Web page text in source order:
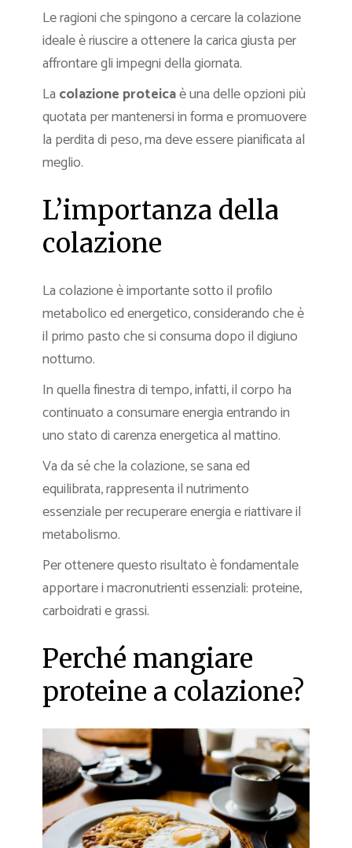
Le ragioni che spingono a cercare la colazione
ideale è riuscire a ottenere la carica giusta per
affrontare gli impegni della giornata.
La colazione proteicaè una delle opzioni più
quotata per mantenersi in forma e promuovere
la perdita di peso, ma deve essere pianificata al
meglio.
L’importanza della
colazione
La colazione è importante sotto il profilo
metabolico ed energetico, considerando che è
il primo pasto che si consuma dopo il digiuno
notturno.
In quella finestra di tempo, infatti, il corpo ha
continuato a consumare energia entrando in
uno stato di carenza energetica al mattino.
Va da sé che la colazione, se sana ed
equilibrata, rappresenta il nutrimento
essenziale per recuperare energia e riattivare il
metabolismo.
Per ottenere questo risultato è fondamentale
apportare i macronutrienti essenziali: proteine,
carboidrati e grassi.
Perché mangiare
proteine a colazione?